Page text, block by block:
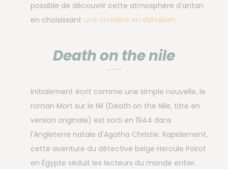
possible de découvrir cette atmosphère d'antan
en choisissant une croisière en dahabieh.
Death on the nile
Initialement écrit comme une simple nouvelle, le
roman Mort sur le Nil (Death on the Nile, titre en
version originale) est sorti en 1944 dans
l'Angleterre natale d'Agatha Christie. Rapidement,
cette aventure du détective belge Hercule Poirot
en Égypte séduit les lecteurs du monde entier.